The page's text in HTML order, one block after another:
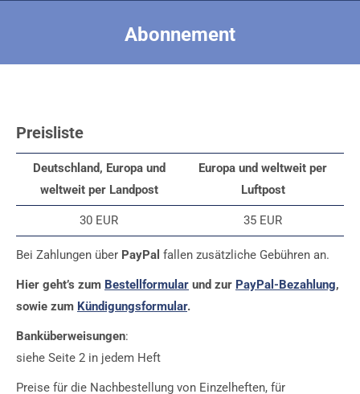
Abonnement
Preisliste
Deutschland, Europa und
weltweit per Landpost
Europa und weltweit per
Luftpost
30 EUR 35 EUR
Bei Zahlungen über PayPal fallen zusätzliche Gebühren an.
Hier geht’s zum Bestellformular und zur PayPal-Bezahlung,
sowie zum Kündigungsformular.
Banküberweisungen:
siehe Seite 2 in jedem Heft
Preise für die Nachbestellung von Einzelheften, für